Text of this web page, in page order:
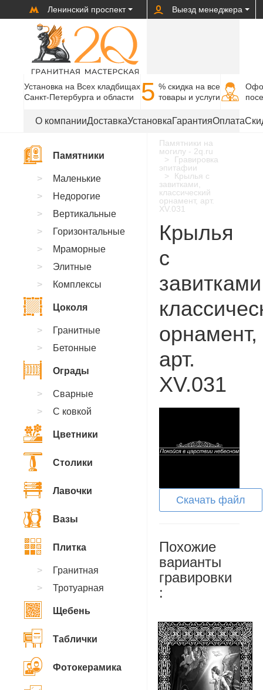
Ленинский проспект Выезд менеджера
Установка на Всех кладбищах
Санкт-Петербурга и области
5 % cкидка на все
товары и услуги
О компанииДоставкаУстановкаГарантияОплата
Памятники на
могилу - 2q.ru
Гравировка
эпитафии
Крылья с
завитками,
классический
орнамент, арт.
XV.031
Крылья
с
орнамент,
арт.
XV.031
Скачать файл
Похожие
варианты
гравировки
:
Памятники
Маленькие
Недорогие
Вертикальные
Горизонтальные
Мраморные
Элитные
Комплексы
Цоколя
Гранитные
Бетонные
Ограды
Сварные
С ковкой
Цветники
Столики
Лавочки
Вазы
Плитка
Гранитная
Тротуарная
Щебень
Таблички
Фотокерамика